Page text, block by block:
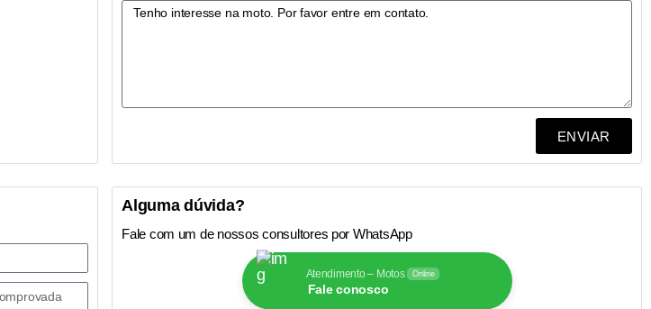
ENVIAR
Alguma dúvida?
Fale com um de nossos consultores por WhatsApp
Atendimento – Motos Online
Fale conosco